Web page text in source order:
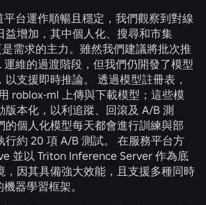
台運作順暢且穩定，我們觀察到對線
益增加，其中個人化、搜尋和市集
是需求的主力。雖然我們建議將批次推
維的過渡階段，但我們仍開發了模型
支援即時推論。 透過模型註冊表，
roblox-ml 上傳與下載模型；這些模
版本化，以利追蹤、回滾及 A/B 測
的個人化模型每天都會進行訓練與部
行約 20 項 A/B 測試。 在服務平台方
並以 Triton Inference Server 作為底
，因其具備強大效能，且支援多種同時
器學習框架。